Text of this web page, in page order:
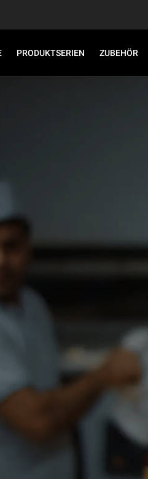
PRODUKTSERIEN ZUBEHÖR